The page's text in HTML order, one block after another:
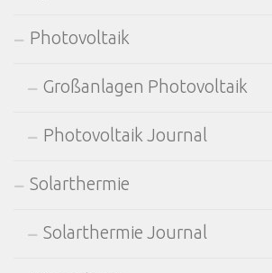
Photovoltaik
Großanlagen Photovoltaik
Photovoltaik Journal
Solarthermie
Solarthermie Journal